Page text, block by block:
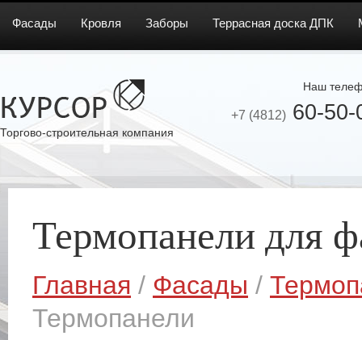
Фасады Кровля Заборы Террасная доска ДПК
Торгово-строительная компания
Наш
+7 (4812) 60-50-
Термопанели для
Главная / Фасады /
Термопанели